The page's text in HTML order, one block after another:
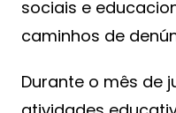
sociais e
caminhos de
Durante o mês de